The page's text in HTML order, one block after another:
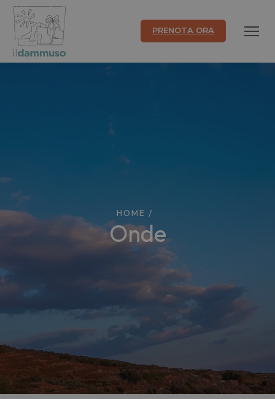
PRENOTA ORA
HOME /
onde